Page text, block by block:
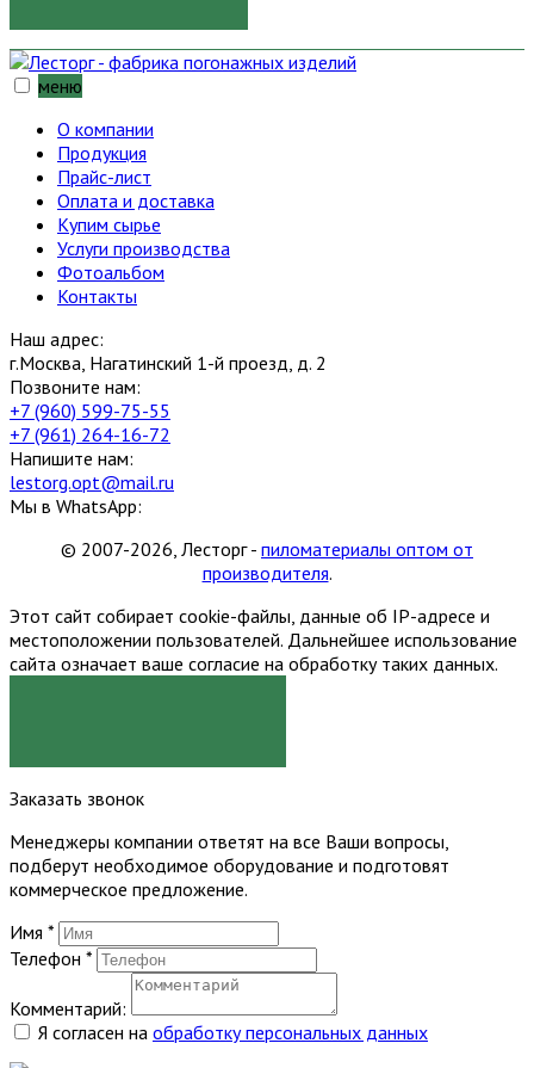
меню
О компании
Продукция
Прайс-лист
Оплата и доставка
Купим сырье
Услуги производства
Фотоальбом
Контакты
Наш адрес:
г.Москва, Нагатинский 1-й проезд, д. 2
Позвоните нам:
+7 (960) 599-75-55
+7 (961) 264-16-72
Напишите нам:
lestorg.opt@mail.ru
Мы в WhatsApp:
© 2007-2026, Лесторг - пиломатериалы оптом от
производителя.
Этот сайт собирает cookie-файлы, данные об IP-адресе и
местоположении пользователей. Дальнейшее использование
сайта означает ваше согласие на обработку таких данных.
Заказать звонок
Менеджеры компании ответят на все Ваши вопросы,
подберут необходимое оборудование и подготовят
коммерческое предложение.
Имя *
Телефон *
Комментарий:
Я согласен на обработку персональных данных